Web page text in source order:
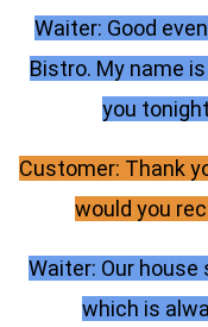
Waiter: Good
Bistro. My name
you
Customer: Thank
would you
Waiter: Our
which is